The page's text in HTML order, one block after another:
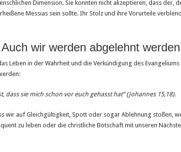
Dimension. Sie konnten nicht akzeptieren, dass der,
Messias sein sollte. Ihr Stolz und ihre Vorurteile
wir werden abgelehnt werden
Leben in der Wahrheit und die Verkündigung des Evangeliums
dass sie mich schon vor euch gehasst hat“ (Johannes 15,18).
wir auf Gleichgültigkeit, Spott oder sogar Ablehnung stoßen,
zu leben oder die christliche Botschaft mit unseren